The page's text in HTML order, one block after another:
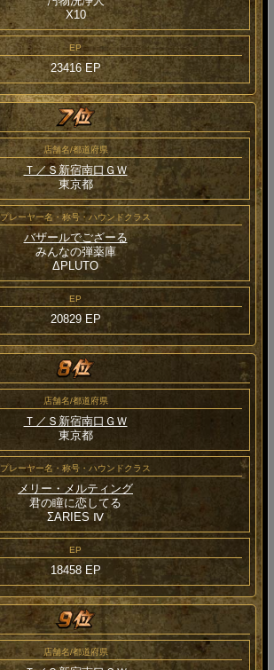
Χ10
EP
23416 EP
店舗名/都道府県
Ｔ／Ｓ新宿南口ＧＷ
東京都
プレーヤー名・称号・ハウンドクラス
バザールでござーる
みんなの弾薬庫
ΔPLUTO
EP
20829 EP
店舗名/都道府県
Ｔ／Ｓ新宿南口ＧＷ
東京都
プレーヤー名・称号・ハウンドクラス
メリー・メルティング
君の瞳に恋してる
ΣARIES Ⅳ
EP
18458 EP
店舗名/都道府県